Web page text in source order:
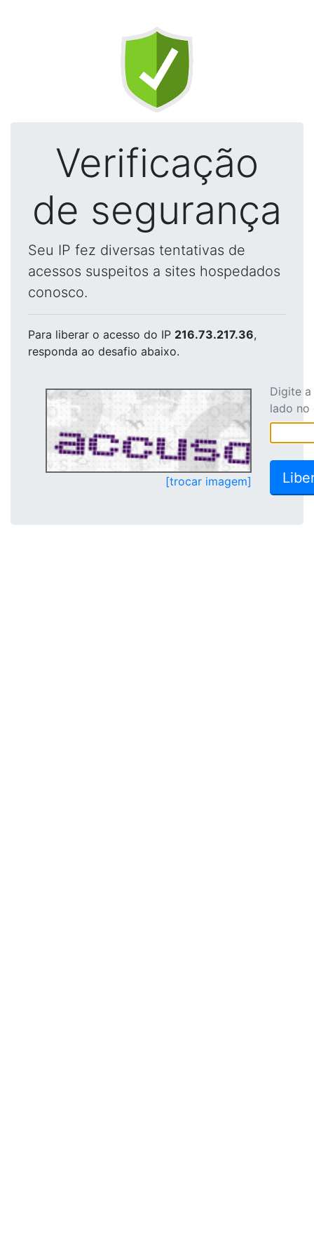
Verificação
de segurança
Seu IP fez diversas tentativas de
acessos suspeitos a sites hospedados
conosco.
Para liberar o acesso do IP 216.73.217.36,
responda ao desafio abaixo.
[trocar imagem]
Digite
lado no